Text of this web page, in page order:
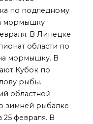
по подледному
мормышку
В Липецке
области по
мормышку. В
Кубок по
рыбы.
областной
зимней рыбалке
25 февраля. В